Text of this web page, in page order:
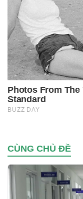
CÙNG CHỦ ĐỀ